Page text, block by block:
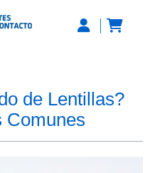
de Lentillas?
Comunes